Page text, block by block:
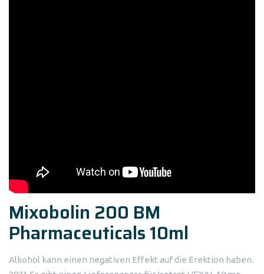
Mixobolin 200 BM
Pharmaceuticals 10ml
Alkohol kann einen negativen Effekt auf die Erektion haben.